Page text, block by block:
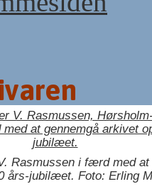
Rasmussen i færd med at
års-jubilæet. Foto: Erling